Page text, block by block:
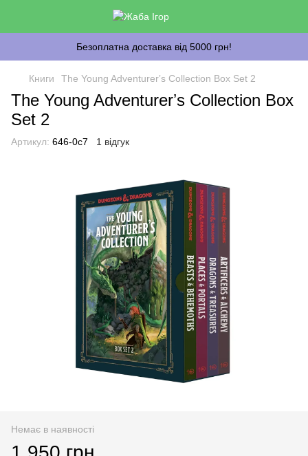
Безоплатна доставка від 5000 грн!
Книги The Young Adventurerʼs Collection Box Set 2
The Young Adventurerʼs Collection Box
Set 2
Артикул: 646-0c7 1 відгук
Немає в наявності